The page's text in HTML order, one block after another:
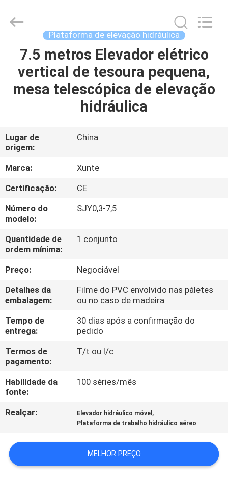
PARA
CASA
SOBRE
NÓS
VISITA
À
FÁBRICA
CONTROLE
DE
QUALIDADE
CONTACTE-
NOS
NOTÍCIAS
ORÇAMENTO
MAPA
DO
MACHINERY
Reserved.
Plataforma de elevação hidráulica
7.5 metros Elevador elétrico
vertical de tesoura pequena,
mesa telescópica de elevação
hidráulica
Lugar de
origem:
China
Marca:
Xunte
Certificação:
CE
Número do
modelo:
SJY0,3-7,5
Quantidade de
ordem mínima:
1 conjunto
Preço:
Negociável
Detalhes da
embalagem:
Filme do PVC envolvido nas páletes
ou no caso de madeira
Tempo de
entrega:
30 dias após a confirmação do
pedido
Termos de
pagamento:
T/t ou l/c
Habilidade da
fonte:
100 séries/mês
Realçar: Elevador hidráulico móvel ,
Plataforma de trabalho hidráulico aéreo
MELHOR PREÇO